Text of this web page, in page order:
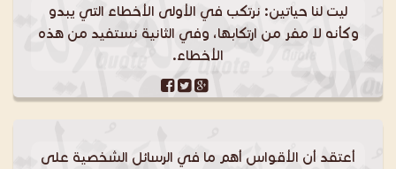
ليت لنا حياتين: نرتكب في الأولى الأخطاء التي يبدو
وكأنه لا مفر من ارتكابها، وفي الثانية نستفيد من هذه
الأخطاء.
أعتقد أن الأقواس أهم ما في الرسائل الشخصية على